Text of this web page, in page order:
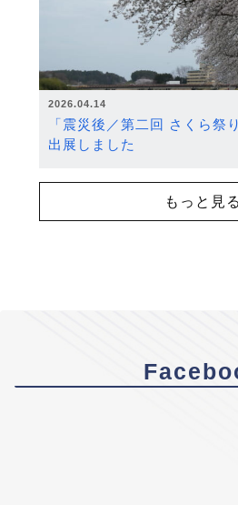
2026.04.14
「震災後／第二回 さくら祭
出展しました
もっと見る